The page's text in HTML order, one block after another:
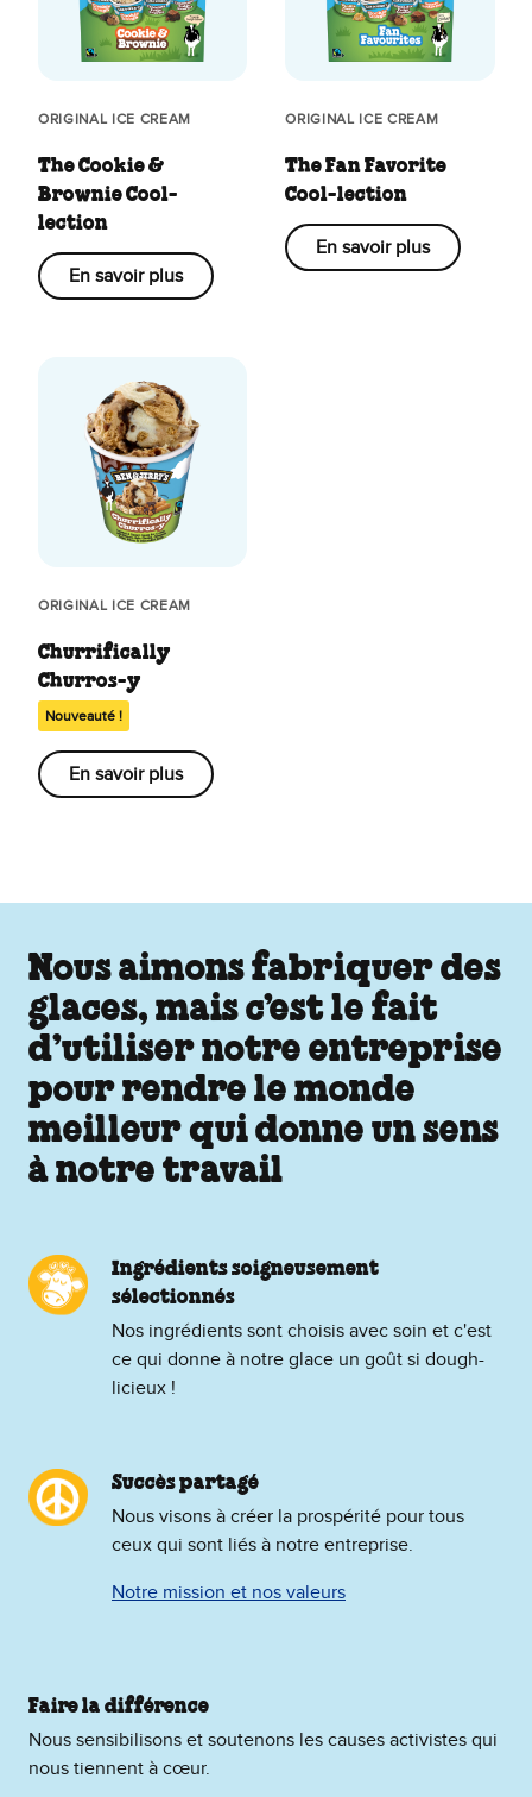
ORIGINAL ICE CREAM
The Cookie &
Brownie Cool-
lection
En savoir plus
ORIGINAL ICE CREAM
The Fan Favorite
Cool-lection
En savoir plus
ORIGINAL ICE CREAM
Churrifically
Churros-y
Nouveauté !
En savoir plus
Nous aimons fabriquer des
glaces, mais c’est le fait
d’utiliser notre entreprise
pour rendre le monde
meilleur qui donne un sens
à notre travail
Ingrédients soigneusement
sélectionnés
Nos ingrédients sont choisis avec soin et c'est
ce qui donne à notre glace un goût si dough-
licieux !
Succès partagé
Nous visons à créer la prospérité pour tous
ceux qui sont liés à notre entreprise.
Notre mission et nos valeurs
Faire la différence
Nous sensibilisons et soutenons les causes activistes qui
nous tiennent à cœur.